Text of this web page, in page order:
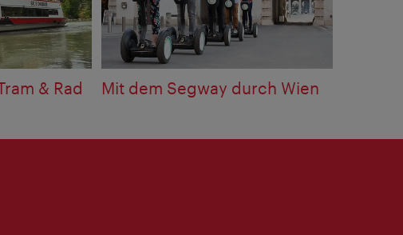
& Rad Mit dem Segway durch Wien